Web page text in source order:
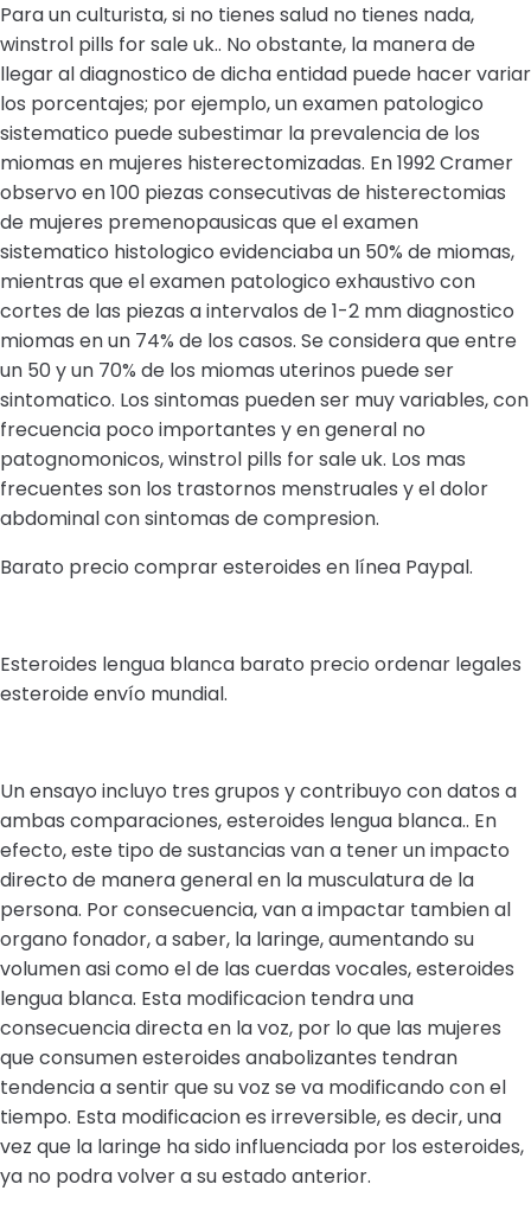
Para un culturista, si no tienes salud no tienes nada,
winstrol pills for sale uk.. No obstante, la manera de
llegar al diagnostico de dicha entidad puede hacer variar
los porcentajes; por ejemplo, un examen patologico
sistematico puede subestimar la prevalencia de los
miomas en mujeres histerectomizadas. En 1992 Cramer
observo en 100 piezas consecutivas de histerectomias
de mujeres premenopausicas que el examen
sistematico histologico evidenciaba un 50% de miomas,
mientras que el examen patologico exhaustivo con
cortes de las piezas a intervalos de 1-2 mm diagnostico
miomas en un 74% de los casos. Se considera que entre
un 50 y un 70% de los miomas uterinos puede ser
sintomatico. Los sintomas pueden ser muy variables, con
frecuencia poco importantes y en general no
patognomonicos, winstrol pills for sale uk. Los mas
frecuentes son los trastornos menstruales y el dolor
abdominal con sintomas de compresion.
Barato precio comprar esteroides en línea Paypal.
Esteroides lengua blanca barato precio ordenar legales
esteroide envío mundial.
Un ensayo incluyo tres grupos y contribuyo con datos a
ambas comparaciones, esteroides lengua blanca.. En
efecto, este tipo de sustancias van a tener un impacto
directo de manera general en la musculatura de la
persona. Por consecuencia, van a impactar tambien al
organo fonador, a saber, la laringe, aumentando su
volumen asi como el de las cuerdas vocales, esteroides
lengua blanca. Esta modificacion tendra una
consecuencia directa en la voz, por lo que las mujeres
que consumen esteroides anabolizantes tendran
tendencia a sentir que su voz se va modificando con el
tiempo. Esta modificacion es irreversible, es decir, una
vez que la laringe ha sido influenciada por los esteroides,
ya no podra volver a su estado anterior.